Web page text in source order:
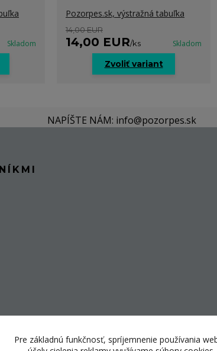
Skladom
Pozorpes.sk, výstražná tabuľka
14,00 EUR
14,00 EUR/ks Skladom
Zvoliť variant
NAPÍŠTE NÁM: info@pozorpes.sk
Pre základnú funkčnosť, spríjemnenie používania